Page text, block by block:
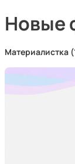
Новые
Материалистка